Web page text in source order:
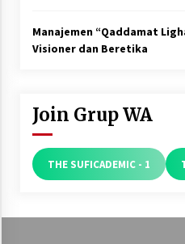
Manajemen “Qaddamat
Visioner dan Beretika
Join Grup WA
THE SUFICADEMIC - 1